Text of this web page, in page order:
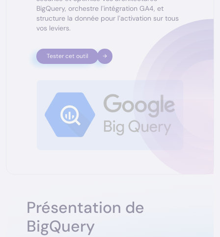
BigQuery, orchestre l’intégration GA4, et
structure la donnée pour l’activation sur tous
vos leviers.
Tester cet outil
Présentation de
BigQuery